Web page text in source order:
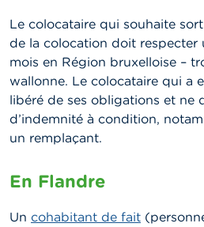
Le colocataire qui souhaite
de la colocation doit respecter
mois en Région bruxelloise –
wallonne. Le colocataire qui a
libéré de ses obligations et ne
d’indemnité à condition,
un remplaçant.
En Flandre
Un cohabitant de fait